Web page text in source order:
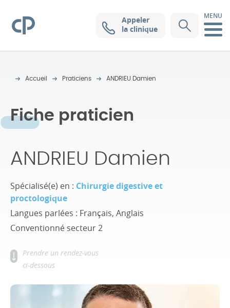
Clinique Pasteur
Appeler
la clinique
MENU
Accueil Praticiens ANDRIEU Damien
Fiche praticien
ANDRIEU Damien
Spécialisé(e) en : Chirurgie digestive et
proctologique
Langues parlées : Français, Anglais
Conventionné secteur 2
Prendre un rendez-vous
ci-dessous